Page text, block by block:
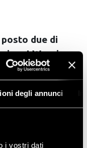
degli annunci
i vostri dati
due di
Wassim
Vim per la
una terza
anni della
italiano